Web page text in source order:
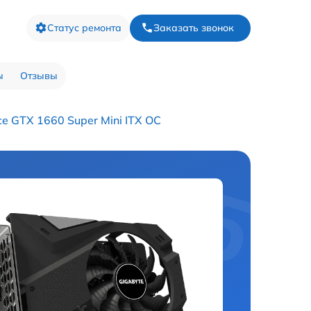
Статус ремонта Заказать звонок
Отзывы
GTX 1660 Super Mini ITX OC